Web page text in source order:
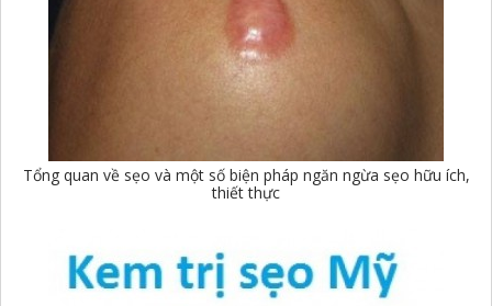
Tổng quan về sẹo và một số biện pháp ngăn ngừa sẹo hữu ích,
thiết thực